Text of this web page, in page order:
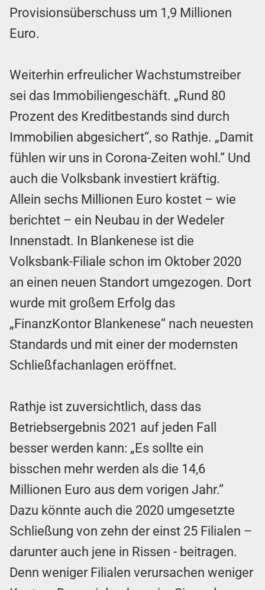
Provisionsüberschuss um 1,9 Millionen
Euro.
Weiterhin erfreulicher Wachstumstreiber
sei das Immobiliengeschäft. „Rund 80
Prozent des Kreditbestands sind durch
Immobilien abgesichert“, so Rathje. „Damit
fühlen wir uns in Corona-Zeiten wohl.“ Und
auch die Volksbank investiert kräftig.
Allein sechs Millionen Euro kostet – wie
berichtet – ein Neubau in der Wedeler
Innenstadt. In Blankenese ist die
Volksbank-Filiale schon im Oktober 2020
an einen neuen Standort umgezogen. Dort
wurde mit großem Erfolg das
„FinanzKontor Blankenese“ nach neuesten
Standards und mit einer der modernsten
Schließfachanlagen eröffnet.
Rathje ist zuversichtlich, dass das
Betriebsergebnis 2021 auf jeden Fall
besser werden kann: „Es sollte ein
bisschen mehr werden als die 14,6
Millionen Euro aus dem vorigen Jahr.“
Dazu könnte auch die 2020 umgesetzte
Schließung von zehn der einst 25 Filialen –
darunter auch jene in Rissen - beitragen.
Denn weniger Filialen verursachen weniger